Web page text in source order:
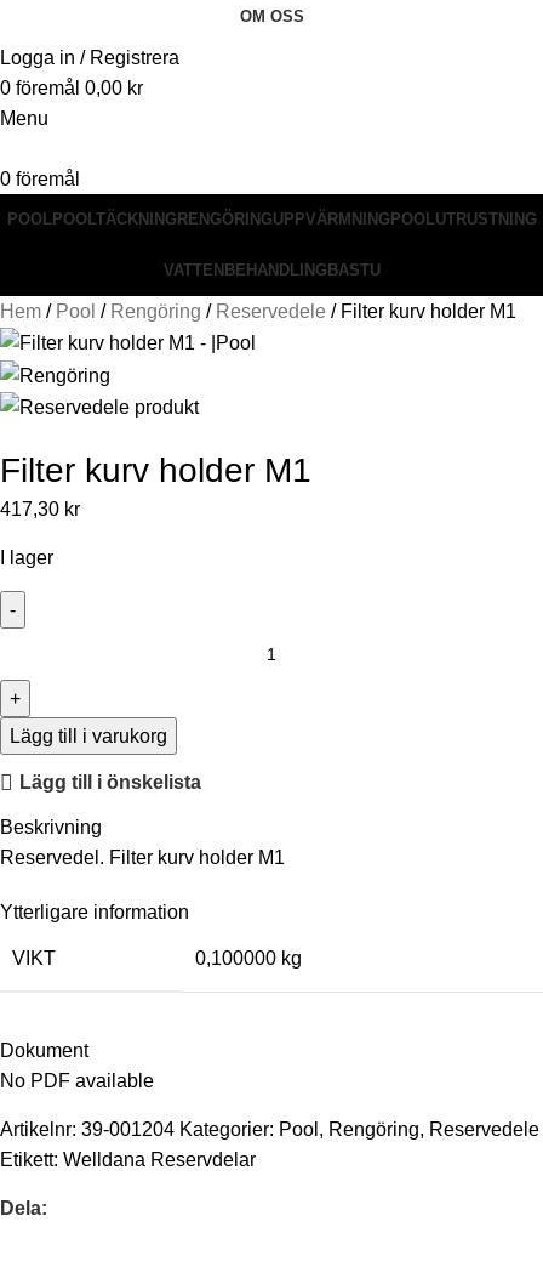
OM OSS
Logga in / Registrera
0 föremål 0,00 kr
Menu
0 föremål
POOLPOOLTÄCKNING RENGÖRINGUPPVÄRMNING POOLUTRUSTNING
VATTENBEHANDLING BASTU
Hem Pool Rengöring Reservedele Filter kurv holder M1
Filter kurv holder M1
417,30 kr
I lager
Lägg till i varukorg
Lägg till i önskelista
Beskrivning
Reservedel. Filter kurv holder M1
Ytterligare information
VIKT 0,100000 kg
Dokument
No PDF available
Artikelnr: 39-001204 Kategorier: Pool , Rengöring, Reservedele
Etikett: Welldana Reservdelar
Dela: